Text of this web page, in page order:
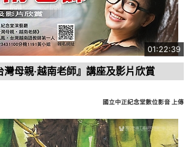
01:22:39
母親‧越南老師』講座及影片欣賞
國立中正紀念堂數位影音 上傳